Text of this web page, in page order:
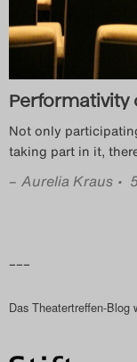
Performativity
Not only
taking part in it,
– Aurelia Kraus •
–––
Das Theatertreffen-Blog